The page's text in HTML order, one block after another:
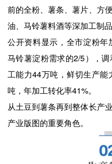
前的全粉、薯条、薯片、方
油、马铃薯料酒等深加工制
公开资料显示，全市淀粉
马铃薯淀粉需求的2/5），
工能力44万吨，鲜切生产
吨，年加工转化率41%。
从土豆到薯条再到整体长产
产业版图的重要角色。